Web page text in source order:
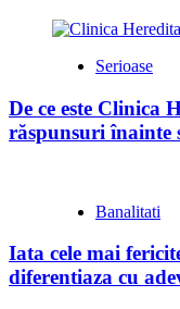
Serioase
De ce este Clinica
răspunsuri înainte
Banalitati
Iata cele mai
diferentiaza cu